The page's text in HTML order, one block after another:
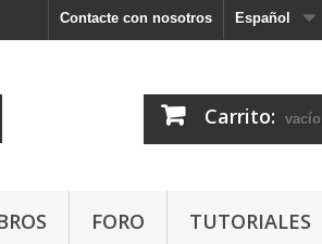
Español
Contacte con nosotros
Carrito: vacío
FORO TUTORIALES